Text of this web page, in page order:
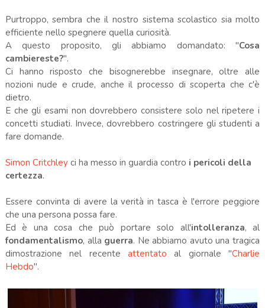
Purtroppo, sembra che il nostro sistema scolastico sia molto
efficiente nello spegnere quella curiosità.
A questo proposito, gli abbiamo domandato: "Cosa
cambiereste?".
Ci hanno risposto che bisognerebbe insegnare, oltre alle
nozioni nude e crude, anche il processo di scoperta che c'è
dietro.
E che gli esami non dovrebbero consistere solo nel ripetere i
concetti studiati. Invece, dovrebbero costringere gli studenti a
fare domande.
Simon Critchleyci ha messo in guardia contro i pericoli della
certezza.
Essere convinta di avere la verità in tasca è l'errore peggiore
che una persona possa fare.
Ed è una cosa che può portare solo all'intolleranza, al
fondamentalismo, alla guerra. Ne abbiamo avuto una tragica
dimostrazione nel recente attentato al giornale "Charlie
Hebdo".